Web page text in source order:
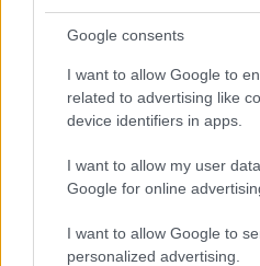
Google consents
I want to allow Google to
related to advertising like
device identifiers in apps.
I want to allow my user
Google for online
I want to allow Google to
personalized advertising.
Ελλάδα|20.02.2026 09:30
Δημογλίδου: Λυπάμαι
άνθρωποι είναι
να ανοίγει το